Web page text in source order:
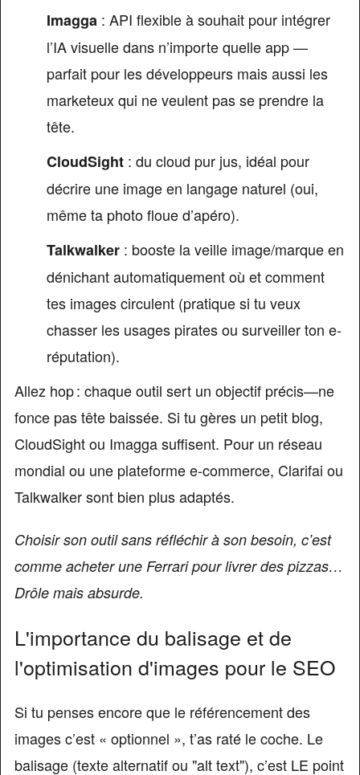
Imagga : API flexible à souhait pour intégrer
l’IA visuelle dans n’importe quelle app —
parfait pour les développeurs mais aussi les
marketeux qui ne veulent pas se prendre la
tête.
CloudSight: du cloud pur jus, idéal pour
décrire une image en langage naturel (oui,
même ta photo floue d’apéro).
Talkwalker: booste la veille image/marque en
dénichant automatiquement où et comment
tes images circulent (pratique si tu veux
chasser les usages pirates ou surveiller ton e-
réputation).
Allez hop : chaque outil sert un objectif précis—ne
fonce pas tête baissée. Si tu gères un petit blog,
CloudSight ou Imagga suffisent. Pour un réseau
mondial ou une plateforme e-commerce, Clarifai ou
Talkwalker sont bien plus adaptés.
Choisir son outil sans réfléchir à son besoin, c’est
comme acheter une Ferrari pour livrer des pizzas…
Drôle mais absurde.
L'importance du balisage et de
l'optimisation d'images pour le SEO
Si tu penses encore que le référencement des
images c’est « optionnel », t’as raté le coche. Le
balisage (texte alternatif ou "alt text"), c’est LE point